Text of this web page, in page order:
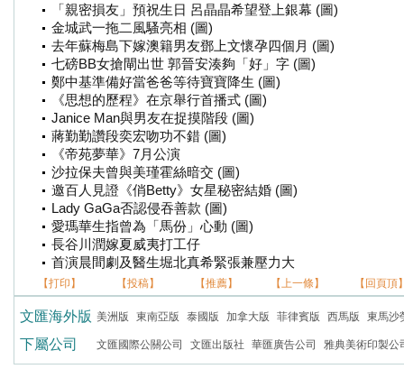
「親密損友」預祝生日 呂晶晶希望登上銀幕 (圖)
金城武一拖二風騷亮相 (圖)
去年蘇梅島下嫁澳籍男友鄧上文懷孕四個月 (圖)
七磅BB女搶閘出世 郭晉安湊夠「好」字 (圖)
鄭中基準備好當爸爸等待寶寶降生 (圖)
《思想的歷程》在京舉行首播式 (圖)
Janice Man與男友在捉摸階段 (圖)
蔣勤勤讚段奕宏吻功不錯 (圖)
《帝苑夢華》7月公演
沙拉保夫曾與美瑾霍絲暗交 (圖)
邀百人見證《俏Betty》女星秘密結婚 (圖)
Lady GaGa否認侵吞善款 (圖)
愛瑪華生指曾為「馬份」心動 (圖)
長谷川潤嫁夏威夷打工仔
首演晨間劇及醫生堀北真希緊張兼壓力大
【打印】 【投稿】 【推薦】 【上一條】 【回頁頂
文匯海外版 美洲版 東南亞版 泰國版 加拿大版 菲律賓版 西馬版 東馬沙
下屬公司 文匯國際公關公司 文匯出版社 華匯廣告公司 雅典美術印製公